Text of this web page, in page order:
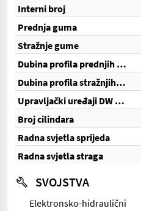
Interni broj
Prednja guma
Stražnje gume
Dubina profila prednjih guma (%)
Dubina profila stražnjih guma (%)
Upravljački uređaji DW (ukupno)
Broj cilindara
Radna svjetla sprijeda
Radna svjetla straga
SVOJSTVA
Elektronsko-hidraulični